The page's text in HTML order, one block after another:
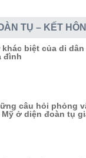
TỤ – KẾT HÔN
khác biệt của di
đình
câu hỏi phỏng
ở diện đoàn tụ